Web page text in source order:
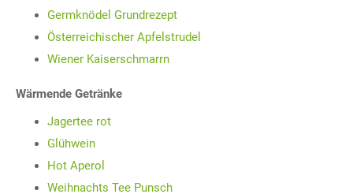
Germknödel Grundrezept
Österreichischer Apfelstrudel
Wiener Kaiserschmarrn
Wärmende Getränke
Jagertee rot
Glühwein
Hot Aperol
Weihnachts Tee Punsch